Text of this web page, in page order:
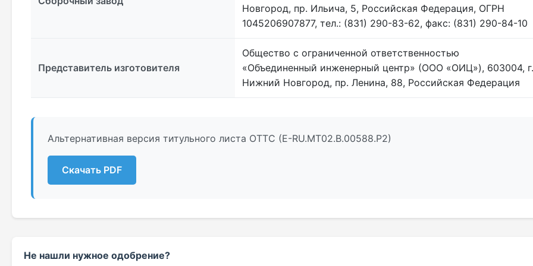
Новгород, пр. Ильича, 5, Российская Федерация, ОГРН
1045206907877, тел.: (831) 290-83-62, факс: (831) 290-84-10
Представитель изготовителя
Общество с ограниченной ответственностью
«Объединенный инженерный центр» (ООО «ОИЦ»), 603004, г.
Нижний Новгород, пр. Ленина, 88, Российская Федерация
Альтернативная версия титульного листа ОТТС (E-RU.МТ02.B.00588.Р2)
Скачать PDF
Не нашли нужное одобрение?